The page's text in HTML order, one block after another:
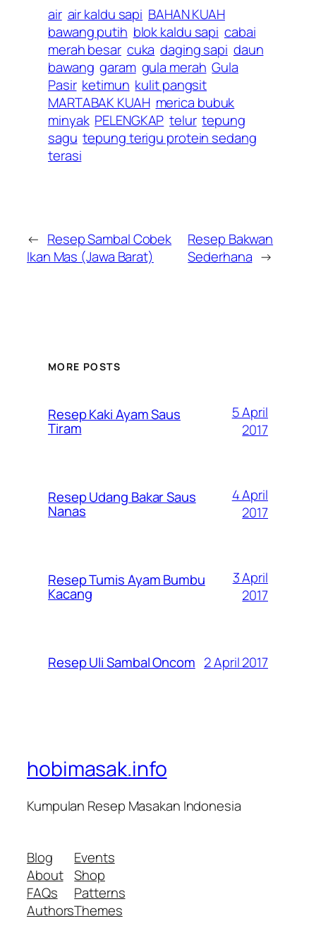
air air kaldu sapi BAHAN KUAH
bawang putih blok kaldu sapi cabai
merah besar cuka daging sapi daun
bawang garam gula merah Gula
Pasir ketimun kulit pangsit
MARTABAK KUAH merica bubuk
minyak PELENGKAP telur tepung
sagu tepung terigu protein sedang
terasi
← Resep Sambal Cobek
Ikan Mas (Jawa Barat)
Resep Bakwan
Sederhana →
MORE POSTS
Resep Kaki Ayam Saus
Tiram
5 April
2017
Resep Udang Bakar Saus
Nanas
4 April
2017
Resep Tumis Ayam Bumbu
Kacang
3 April
2017
Resep Uli Sambal Oncom 2 April 2017
hobimasak.info
Kumpulan Resep Masakan Indonesia
Blog
About
FAQs
Authors
Events
Shop
Patterns
Themes